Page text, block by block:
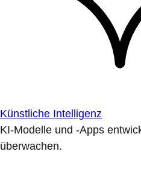
Künstliche Intelligenz
KI-Modelle und -Apps
überwachen.